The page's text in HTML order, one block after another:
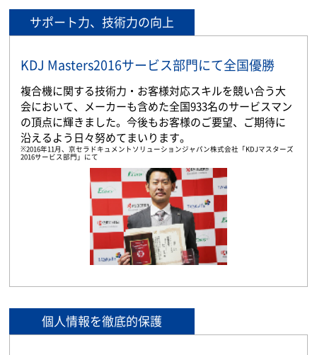
サポート力、技術力の向上
KDJ Masters2016サービス部門にて全国優勝
複合機に関する技術力・お客様対応スキルを競い合う大
会において、メーカーも含めた全国933名のサービスマン
の頂点に輝きました。今後もお客様のご要望、ご期待に
沿えるよう日々努めてまいります。
※2016年11月、京セラドキュメントソリューションジャパン株式会社「KDJマスターズ
2016サービス部門」にて
個人情報を徹底的保護